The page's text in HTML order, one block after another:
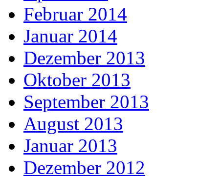
Februar 2014
Januar 2014
Dezember 2013
Oktober 2013
September 2013
August 2013
Januar 2013
Dezember 2012